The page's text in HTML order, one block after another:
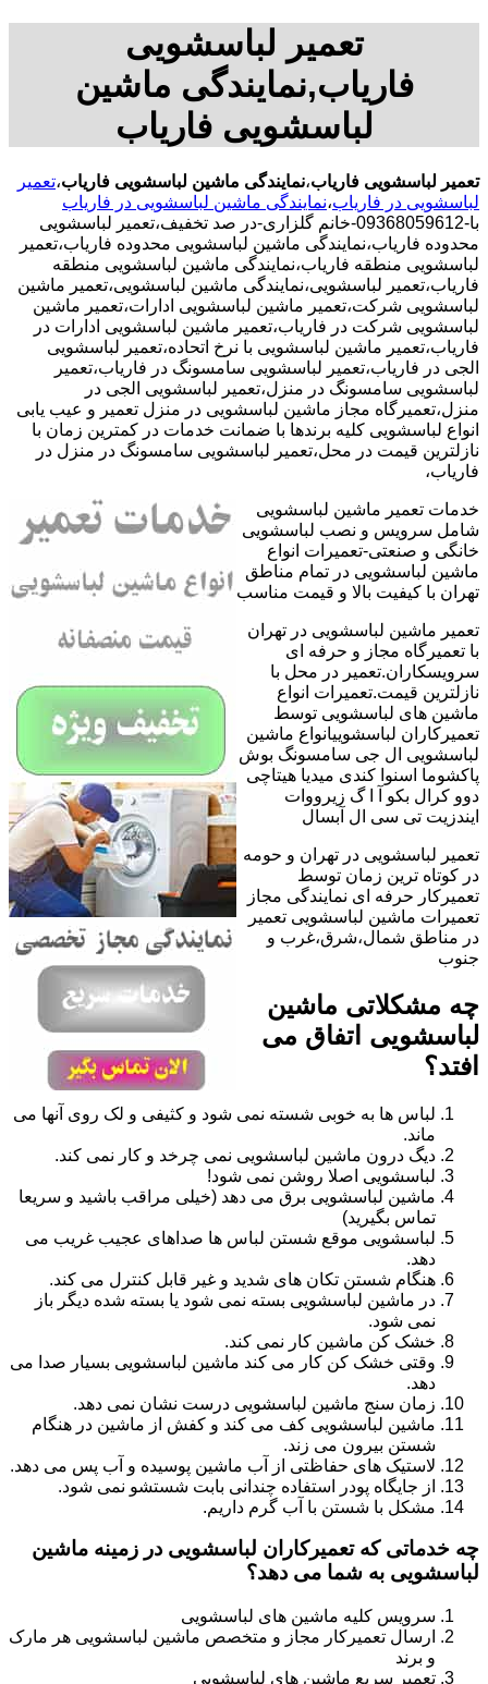
تعمیر لباسشویی
فاریاب,نمایندگی ماشین
لباسشویی فاریاب
تعمیر لباسشویی فاریاب،نمایندگی ماشین لباسشویی فاریاب،تعمیر
لباسشویی در فاریاب،نمایندگی ماشین لباسشویی در فاریاب
با-09368059612-خانم گلزاری-در صد تخفیف،تعمیر لباسشویی
محدوده فاریاب،نمایندگی ماشین لباسشویی محدوده فاریاب،تعمیر
لباسشویی منطقه فاریاب،نمایندگی ماشین لباسشویی منطقه
فاریاب،تعمیر لباسشویی،نمایندگی ماشین لباسشویی،تعمیر ماشین
لباسشویی شرکت،تعمیر ماشین لباسشویی ادارات،تعمیر ماشین
لباسشویی شرکت در فاریاب،تعمیر ماشین لباسشویی ادارات در
فاریاب،تعمیر ماشین لباسشویی با نرخ اتحاده،تعمیر لباسشویی
الجی در فاریاب،تعمیر لباسشویی سامسونگ در فاریاب،تعمیر
لباسشویی سامسونگ در منزل،تعمیر لباسشویی الجی در
منزل،تعمیرگاه مجاز ماشین لباسشویی در منزل تعمیر و عیب یابی
انواع لباسشویی کلیه برندها با ضمانت خدمات در کمترین زمان با
نازلترین قیمت در محل،تعمیر لباسشویی سامسونگ در منزل در
فاریاب،
خدمات تعمیر ماشین لباسشویی
شامل سرویس و نصب لباسشویی
خانگی و صنعتی-تعمیرات انواع
ماشین لباسشویی در تمام مناطق
تهران با کیفیت بالا و قیمت مناسب
تعمیر ماشین لباسشویی در تهران
با تعمیرگاه مجاز و حرفه ای
سرویسکاران.تعمیر در محل با
نازلترین قیمت.تعمیرات انواع
ماشین های لباسشویی توسط
تعمیرکاران لباسشوییانواع ماشین
لباسشویی ال جی سامسونگ بوش
پاکشوما اسنوا کندی میدیا هیتاچی
دوو کرال بکو آ ا گ زیرووات
ایندزیت تی سی ال آبسال
تعمیر لباسشویی در تهران و حومه
در کوتاه ترین زمان توسط
تعمیرکار حرفه ای نمایندگی مجاز
تعمیرات ماشین لباسشویی تعمیر
در مناطق شمال،شرق،غرب و
جنوب
چه مشکلاتی ماشین
لباسشویی اتفاق می
افتد؟
لباس ها به خوبی شسته نمی شود و کثیفی و لک روی آنها می
ماند.
دیگ درون ماشین لباسشویی نمی چرخد و کار نمی کند.
لباسشویی اصلا روشن نمی شود!
ماشین لباسشویی برق می دهد (خیلی مراقب باشید و سریعا
تماس بگیرید)
لباسشویی موقع شستن لباس ها صداهای عجیب غریب می
دهد.
هنگام شستن تکان های شدید و غیر قابل کنترل می کند.
در ماشین لباسشویی بسته نمی شود یا بسته شده دیگر باز
نمی شود.
خشک کن ماشین کار نمی کند.
وقتی خشک کن کار می کند ماشین لباسشویی بسیار صدا می
دهد.
زمان سنج ماشین لباسشویی درست نشان نمی دهد.
ماشین لباسشویی کف می کند و کفش از ماشین در هنگام
شستن بیرون می زند.
لاستیک های حفاظتی از آب ماشین پوسیده و آب پس می دهد.
از جایگاه پودر استفاده چندانی بابت شستشو نمی شود.
مشکل با شستن با آب گرم داریم.
چه خدماتی که تعمیرکاران لباسشویی در زمینه ماشین
لباسشویی به شما می دهد؟
سرویس کلیه ماشین های لباسشویی
ارسال تعمیرکار مجاز و متخصص ماشین لباسشویی هر مارک
و برند
تعمیر سریع ماشین های لباسشویی